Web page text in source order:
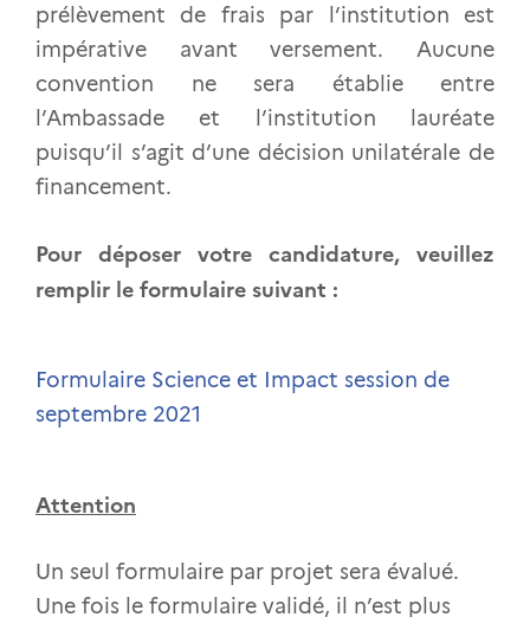
prélèvement de frais par l’institution est
impérative avant versement. Aucune
convention ne sera établie entre
l’Ambassade et l’institution lauréate
puisqu’il s’agit d’une décision unilatérale de
financement.
Pour déposer votre candidature, veuillez
remplir le formulaire suivant :
Formulaire Science et Impact session de
septembre 2021
Attention
Un seul formulaire par projet sera évalué.
Une fois le formulaire validé, il n’est plus